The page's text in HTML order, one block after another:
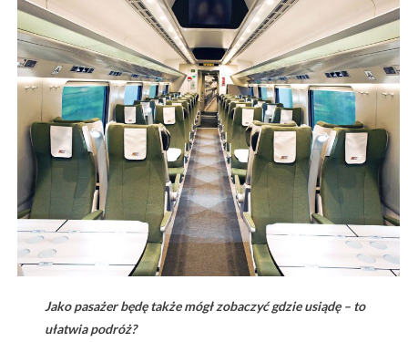
Jako pasażer będę także mógł zobaczyć gdzie usiądę – to
ułatwia podróż?